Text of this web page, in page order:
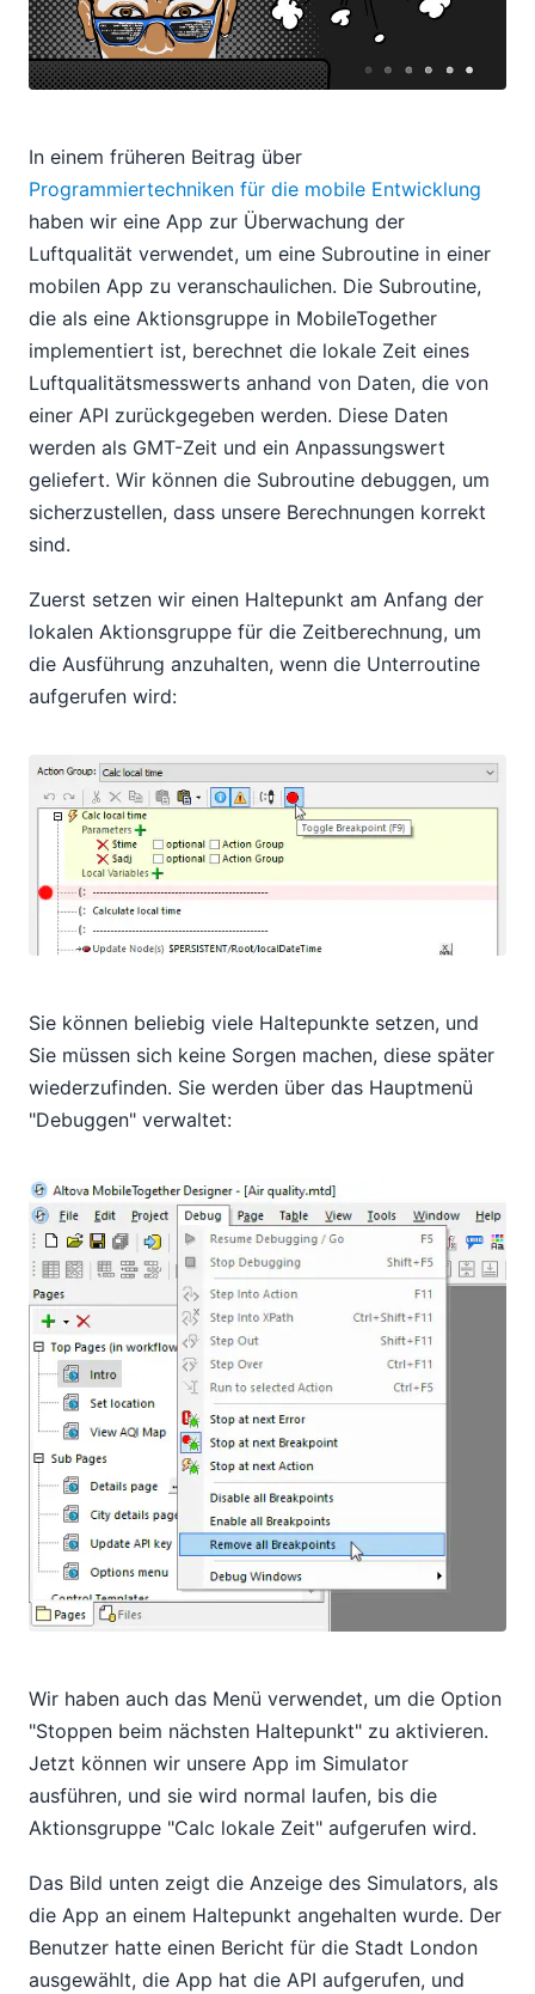
In einem früheren Beitrag über
Programmiertechniken für die mobile Entwicklung
haben wir eine App zur Überwachung der
Luftqualität verwendet, um eine Subroutine in einer
mobilen App zu veranschaulichen. Die Subroutine,
die als eine Aktionsgruppe in MobileTogether
implementiert ist, berechnet die lokale Zeit eines
Luftqualitätsmesswerts anhand von Daten, die von
einer API zurückgegeben werden. Diese Daten
werden als GMT-Zeit und ein Anpassungswert
geliefert. Wir können die Subroutine debuggen, um
sicherzustellen, dass unsere Berechnungen korrekt
sind.
Zuerst setzen wir einen Haltepunkt am Anfang der
lokalen Aktionsgruppe für die Zeitberechnung, um
die Ausführung anzuhalten, wenn die Unterroutine
aufgerufen wird:
Sie können beliebig viele Haltepunkte setzen, und
Sie müssen sich keine Sorgen machen, diese später
wiederzufinden. Sie werden über das Hauptmenü
"Debuggen" verwaltet:
Wir haben auch das Menü verwendet, um die Option
"Stoppen beim nächsten Haltepunkt" zu aktivieren.
Jetzt können wir unsere App im Simulator
ausführen, und sie wird normal laufen, bis die
Aktionsgruppe "Calc lokale Zeit" aufgerufen wird.
Das Bild unten zeigt die Anzeige des Simulators, als
die App an einem Haltepunkt angehalten wurde. Der
Benutzer hatte einen Bericht für die Stadt London
ausgewählt, die App hat die API aufgerufen, und